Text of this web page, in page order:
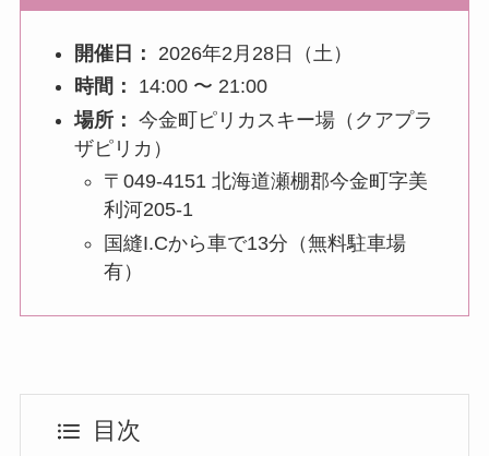
開催日：
2026年2月28日（土）
時間：
14:00 〜 21:00
場所： 今金町ピリカスキー場（クアプラ
ザピリカ）
〒049-4151 北海道瀬棚郡今金町字美
利河205-1
国縫I.Cから車で13分（無料駐車場
有）
目次